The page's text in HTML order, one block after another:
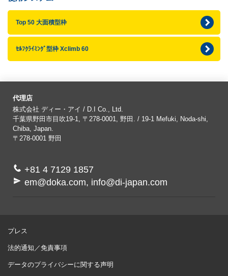
Top 50 大面積型枠
ｾﾙﾌｸﾗｲﾐﾝｸﾞ型枠 Xclimb 60
代理店
株式会社 ディー・アイ / D.I Co., Ltd.
千葉県野田市目吹19-1, 〒278-0001, 野田. / 19-1 Mefuki, Noda-shi,
Chiba, Japan.
〒278-0001 野田
+81 4 7129 1857
em@doka.com, info@di-japan.com
プレス
法的通知／免責事項
データのプライバシーに関する声明